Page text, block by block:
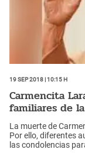
19 Sep 2018 | 10:15 h
Carmencita
familiares de
La muerte de
Por ello, diferentes
las condolencias